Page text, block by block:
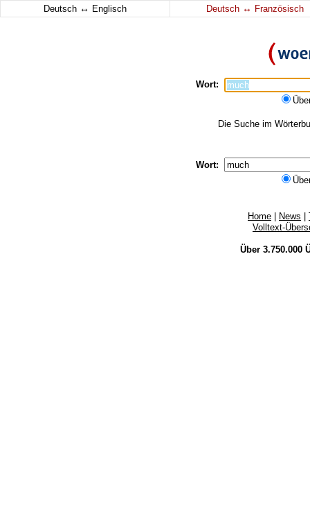
Deutsch ↔ Englisch Deutsch ↔ Französisch
Wort:
Die Suche im
Wort:
Home News
Volltext-
Über 3.750.000